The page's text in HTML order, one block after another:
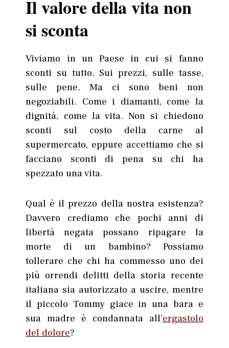
Il valore della vita non
si sconta
Viviamo in un Paese in cui si fanno
sconti su tutto. Sui prezzi, sulle tasse,
sulle pene. Ma ci sono beni non
negoziabili. Come i diamanti, come la
dignità, come la vita. Non si chiedono
sconti sul costo della carne al
supermercato, eppure accettiamo che si
facciano sconti di pena su chi ha
spezzato una vita.
Qual è il prezzo della nostra esistenza?
Davvero crediamo che pochi anni di
libertà negata possano ripagare la
morte di un bambino? Possiamo
tollerare che chi ha commesso uno dei
più orrendi delitti della storia recente
italiana sia autorizzato a uscire, mentre
il piccolo Tommy giace in una bara e
sua madre è condannata all’ergastolo
del dolore?